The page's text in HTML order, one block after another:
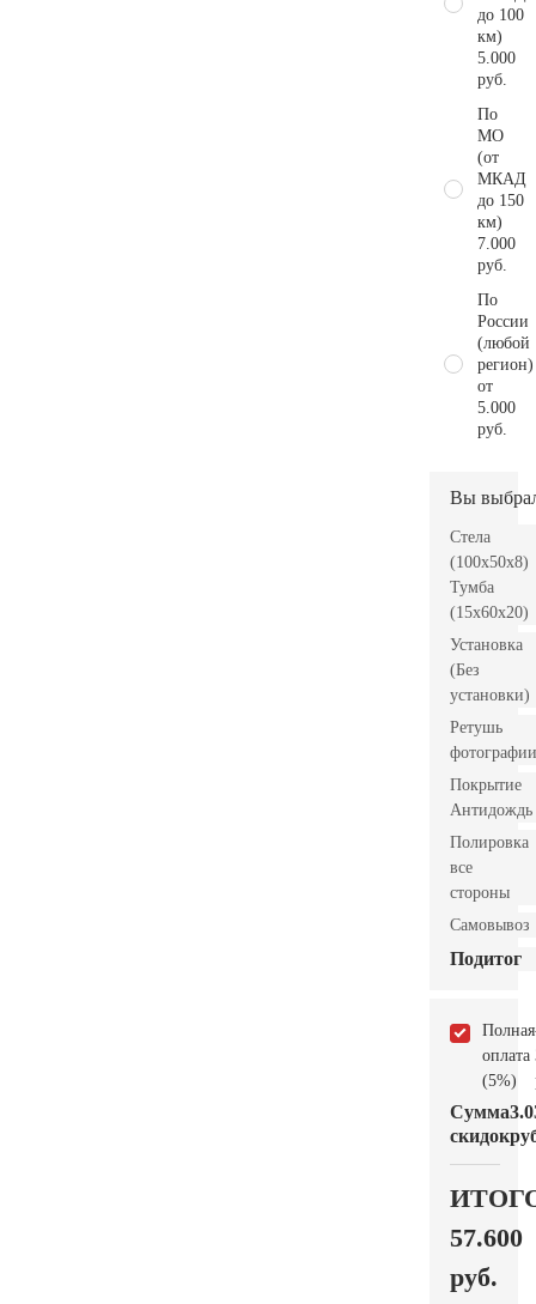
до 100
км)
5.000
руб.
По
МО
(от
МКАД
до 150
км)
7.000
руб.
По
России
(любой
регион)
от
5.000
руб.
Вы
Стела
(100x50x8)
Тумба
(15x60x20)
Установка
(Без
установки)
Ретушь
фотографии
Покрытие
Антидождь
Полировка
все
стороны
Самовывоз
Подитог
Полная
оплата
(5%)
Сумма
скидок
57.600
руб.